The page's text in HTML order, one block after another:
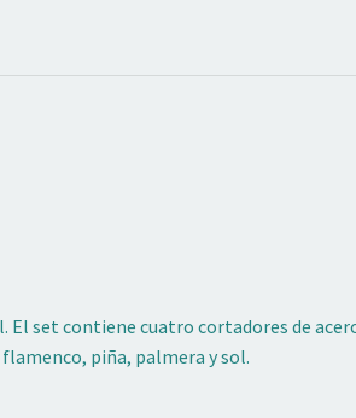
set contiene cuatro cortadores de
piña, palmera y sol.